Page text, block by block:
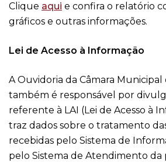
Clique aqui e confira o relatório
gráficos e outras informações.
Lei de Acesso à Informação
A Ouvidoria da Câmara Municipal
também é responsável por
referente à LAI (Lei de Acesso à
traz dados sobre o tratamento
recebidas pelo Sistema de
pelo Sistema de Atendimento da